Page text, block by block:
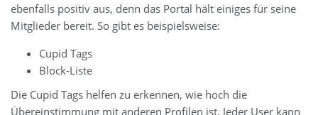
ebenfalls positiv aus, denn das Portal hält einiges für seine
Mitglieder bereit. So gibt es beispielsweise:
Cupid Tags
Block-Liste
Die Cupid Tags helfen zu erkennen, wie hoch die
Übereinstimmung mit anderen Profilen ist. Jeder User kann